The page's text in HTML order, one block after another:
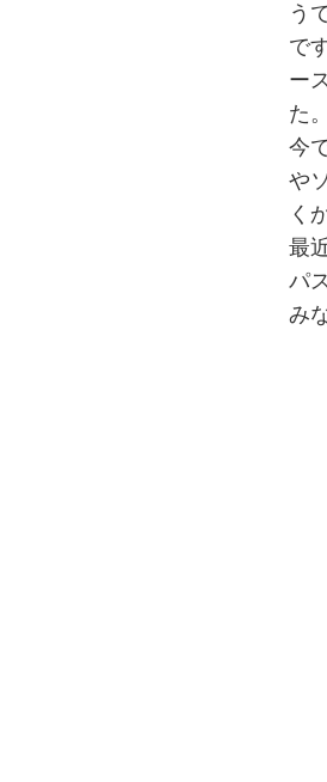
う
で
ー
た。
今
や
く
最
パ
み